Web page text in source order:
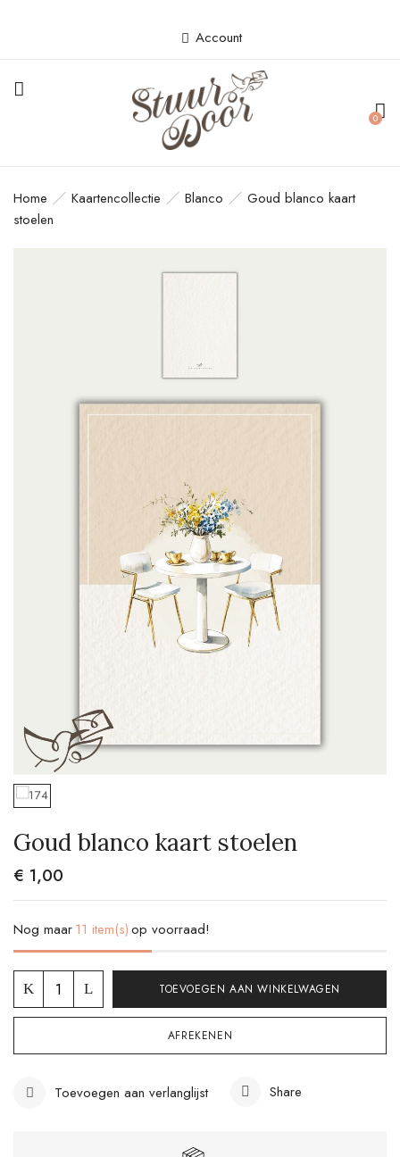
Account
0
Home Kaartencollectie Blanco
Goud blanco kaart
stoelen
Goud blanco kaart stoelen
€ 1,00
Nog maar11 item(s)op voorraad!
TOEVOEGEN AAN WINKELWAGEN
AFREKENEN
Toevoegen aan verlanglijst Share
BE THE FIRST TO REVIEW “GOUD
BLANCO KAART STOELEN”
Mijn naam, e-mail en site opslaan in deze